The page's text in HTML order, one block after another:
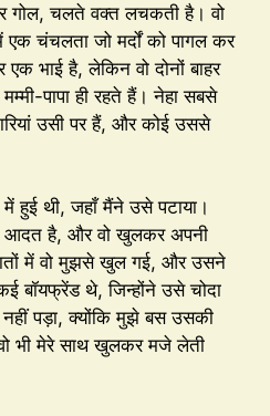
गोल, चलते वक्त लचकती है। वो
चंचलता जो मर्दों को पागल कर
भाई है, लेकिन वो दोनों बाहर
पापा ही रहते हैं। नेहा सबसे
उसी पर हैं, और कोई उससे
हुई थी, जहाँ मैंने उसे पटाया।
है, और वो खुलकर अपनी
में वो मुझसे खुल गई, और उसने
बॉयफ्रेंड थे, जिन्होंने उसे चोदा
पड़ा, क्योंकि मुझे बस उसकी
भी मेरे साथ खुलकर मजे लेती